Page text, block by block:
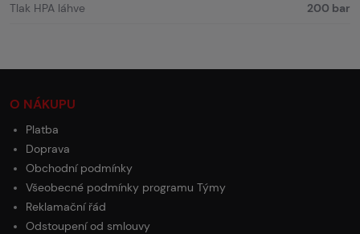
Tlak HPA láhve 200 bar
O NÁKUPU
Platba
Doprava
Obchodní podmínky
Všeobecné podmínky programu Týmy
Reklamační řád
Odstoupení od smlouvy